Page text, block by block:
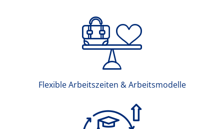
Flexible Arbeitszeiten & Arbeitsmodelle